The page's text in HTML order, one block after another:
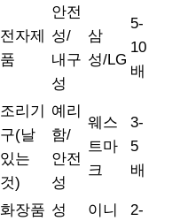
전자제
품
안전
성/
내구
성
삼
성/LG
5-
10
배
조리기
구(날
있는
것)
예리
함/
안전
성
웨스
트마
크
3-
5
배
화장품 성
이니
2-